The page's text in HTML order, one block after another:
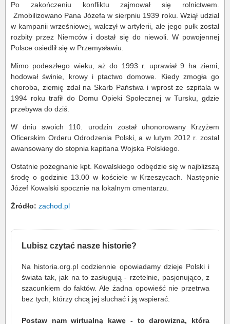
Po zakończeniu konfliktu zajmował się rolnictwem.
Zmobilizowano Pana Józefa w sierpniu 1939 roku. Wziął udział
w kampanii wrześniowej, walczył w artylerii, ale jego pułk został
rozbity przez Niemców i dostał się do niewoli. W powojennej
Polsce osiedlił się w Przemysławiu.
Mimo podeszłego wieku, aż do 1993 r. uprawiał 9 ha ziemi,
hodował świnie, krowy i ptactwo domowe. Kiedy zmogła go
choroba, ziemię zdał na Skarb Państwa i wprost ze szpitala w
1994 roku trafił do Domu Opieki Społecznej w Tursku, gdzie
przebywa do dziś.
W dniu swoich 110. urodzin został uhonorowany Krzyżem
Oficerskim Orderu Odrodzenia Polski, a w lutym 2012 r. został
awansowany do stopnia kapitana Wojska Polskiego.
Ostatnie pożegnanie kpt. Kowalskiego odbędzie się w najbliższą
środę o godzinie 13.00 w kościele w Krzeszycach. Następnie
Józef Kowalski spocznie na lokalnym cmentarzu.
Źródło: zachod.pl
Lubisz czytać nasze historie?
Na historia.org.pl codziennie opowiadamy dzieje Polski i
świata tak, jak na to zasługują - rzetelnie, pasjonująco, z
szacunkiem do faktów. Ale żadna opowieść nie przetrwa
bez tych, którzy chcą jej słuchać i ją wspierać.
Postaw nam wirtualną kawę - to darowizna, która